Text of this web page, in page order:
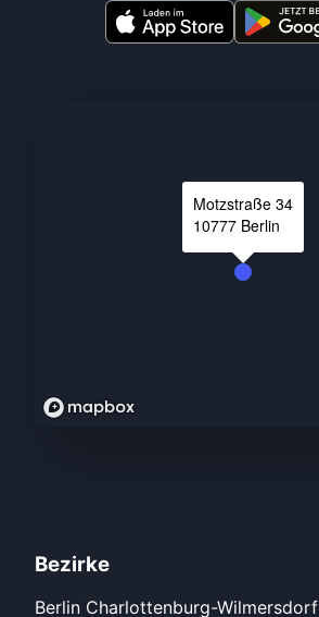
Motzstraße 34
10777 Berlin
Bezirke
Berlin Charlottenburg-Wilmersdorf